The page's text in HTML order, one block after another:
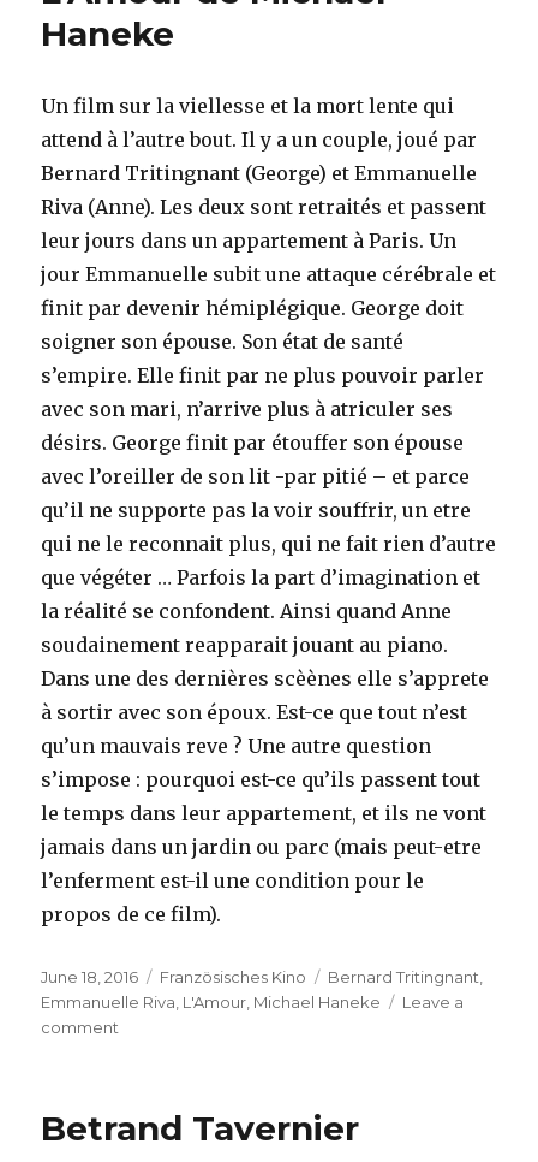
Te
Haneke
Un film sur la viellesse et la mort lente qui
attend à l’autre bout. Il y a un couple, joué par
Bernard Tritingnant (George) et Emmanuelle
Riva (Anne). Les deux sont retraités et passent
leur jours dans un appartement à Paris. Un
jour Emmanuelle subit une attaque cérébrale et
finit par devenir hémiplégique. George doit
soigner son épouse. Son état de santé
s’empire. Elle finit par ne plus pouvoir parler
avec son mari, n’arrive plus à atriculer ses
désirs. George finit par étouffer son épouse
avec l’oreiller de son lit -par pitié – et parce
qu’il ne supporte pas la voir souffrir, un etre
qui ne le reconnait plus, qui ne fait rien d’autre
que végéter … Parfois la part d’imagination et
la réalité se confondent. Ainsi quand Anne
soudainement reapparait jouant au piano.
Dans une des dernières scèènes elle s’apprete
à sortir avec son époux. Est-ce que tout n’est
qu’un mauvais reve ? Une autre question
s’impose : pourquoi est-ce qu’ils passent tout
le temps dans leur appartement, et ils ne vont
jamais dans un jardin ou parc (mais peut-etre
l’enferment est-il une condition pour le
propos de ce film).
Posted
on
June 18, 2016 Categories
Französisches Kino Tags
Bernard Tritingnant
Emmanuelle Riva L'Amour Michael Haneke
Leave a
comment
Haneke
Betrand Tavernier